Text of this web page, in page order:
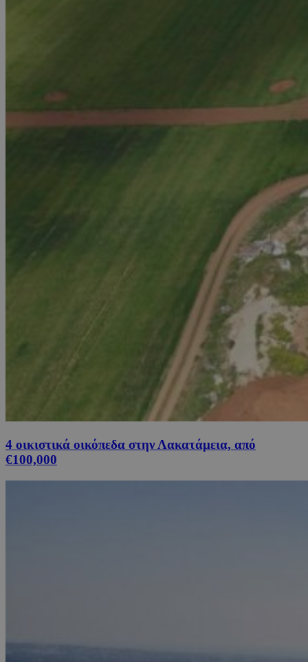
4 οικιστικά οικόπεδα στην Λακατάμεια, από
€100,000